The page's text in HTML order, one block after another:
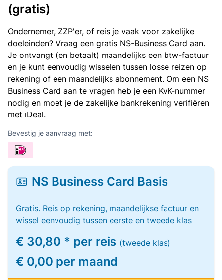
(gratis)
Ondernemer, ZZP'er, of reis je vaak voor zakelijke
doeleinden? Vraag een gratis NS-Business Card aan.
Je ontvangt (en betaalt) maandelijks een btw-factuur
en je kunt eenvoudig wisselen tussen losse reizen op
rekening of een maandelijks abonnement. Om een NS
Business Card aan te vragen heb je een KvK-nummer
nodig en moet je de zakelijke bankrekening verifiëren
met iDeal.
Bevestig je aanvraag met:
NS Business Card Basis
Gratis. Reis op rekening, maandelijkse factuur en
wissel eenvoudig tussen eerste en tweede klas
€ 30,80 * per reis (tweede klas)
€ 0,00 per maand